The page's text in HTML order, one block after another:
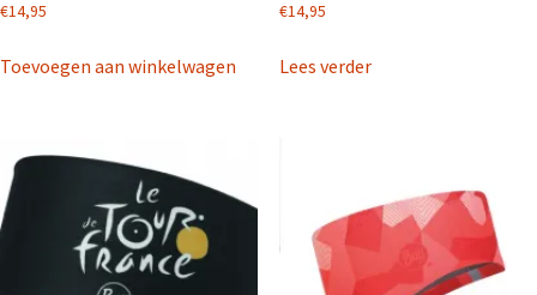
€14,95
Toevoegen aan winkelwagen
€14,95
Lees verder